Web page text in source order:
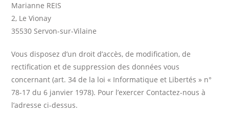
Marianne REIS
2, Le Vionay
35530 Servon-sur-Vilaine
Vous disposez d’un droit d’accès, de modification, de
rectification et de suppression des données vous
concernant (art. 34 de la loi « Informatique et Libertés » n°
78-17 du 6 janvier 1978). Pour l’exercer Contactez-nous à
l’adresse ci-dessus.